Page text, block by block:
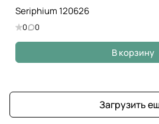
Seriphium 120626
0 0
В корзину
Загрузить